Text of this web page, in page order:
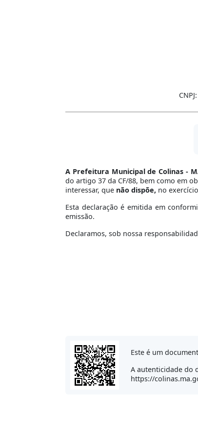
A Prefeitura Municipal de Colinas -
do artigo 37 da CF/88, bem como em
interessar, que não dispõe, no
Esta declaração é emitida em
emissão.
Declaramos, sob nossa
Este é um
A autenticidade do
https://